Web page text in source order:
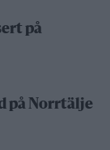
på
på Norrtälje